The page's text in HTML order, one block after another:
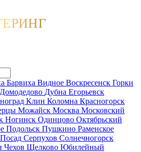
Барвиха Видное Воскресенск Горки
Домодедово Дубна Егорьевск
Клин Коломна Красногорск
Можайск Москва Московский
Ногинск Одинцово Октябрьский
Подольск Пушкино Раменское
Серпухов Солнечногорск
Чехов Щелково Юбилейный